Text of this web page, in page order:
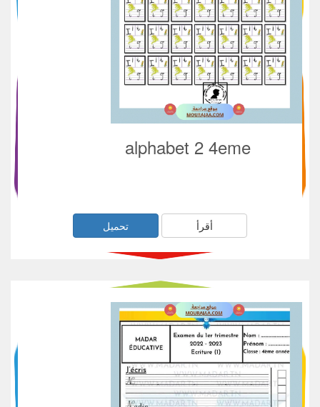
alphabet 2 4eme
أقرأ تحميل